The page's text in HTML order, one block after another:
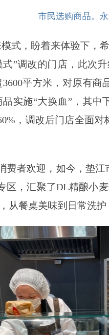
市民选购商品。
式，盼着来体验下，
”调改的门店，此次
平方米，对原有商
实施“大换血”，其中
，调改后门店全面
费者欢迎，如今，垫
区，汇聚了DL精酿小
从餐桌美味到日常洗